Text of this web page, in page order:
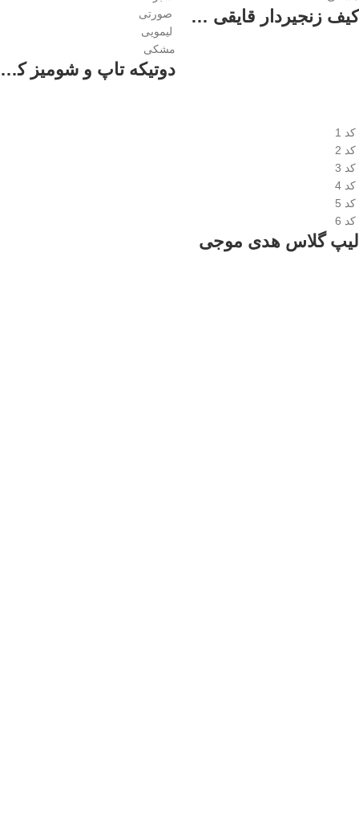
کیف زنجیردار قایقی زنانه
صورتی
لیمویی
مشکی
دوتیکه تاپ و شومیز کد 1407
کد 1
کد 2
کد 3
کد 4
کد 5
کد 6
لیپ گلاس هدی موجی